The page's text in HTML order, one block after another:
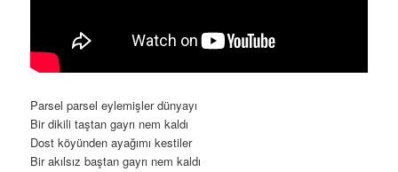
Parsel parsel eylemişler dünyayı
Bir dikili taştan gayrı nem kaldı
Dost köyünden ayağımı kestiler
Bir akılsız baştan gayrı nem kaldı